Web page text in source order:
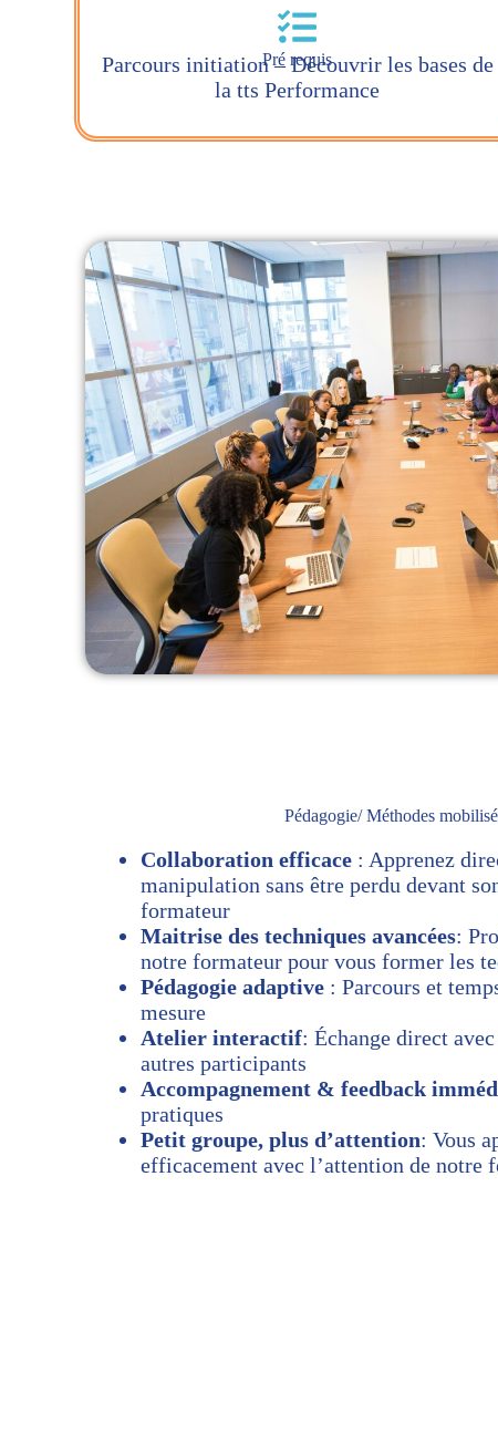
Pré requis
Parcours initiation – Découvrir les bases de
la tts Performance
Pédagogie/ Méthodes
Collaboration efficace : Apprenez
manipulation sans être perdu devant
formateur
Maitrise des techniques avancées:
notre formateur pour vous former les
Pédagogie adaptive : Parcours et
mesure
Atelier interactif: Échange direct
autres participants
Accompagnement & feedback
pratiques
Petit groupe, plus d’attention: Vous
efficacement avec l’attention de notre